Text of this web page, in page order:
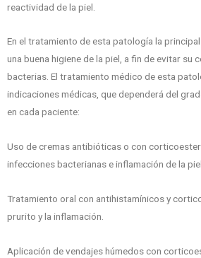
reactividad de la piel.
En el tratamiento de esta patología la
una buena higiene de la piel, a fin de evitar su
bacterias. El tratamiento médico de esta
indicaciones médicas, que dependerá del
en cada paciente:
Uso de cremas antibióticas o con
infecciones bacterianas e inflamación de la
Tratamiento oral con antihistamínicos y
prurito y la inflamación.
Aplicación de vendajes húmedos con